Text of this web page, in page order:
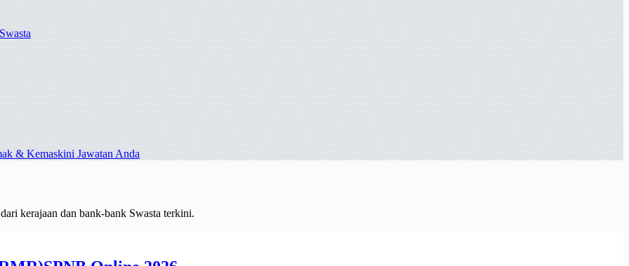
& Kemaskini Jawatan Anda
kerajaan dan bank-bank Swasta terkini.